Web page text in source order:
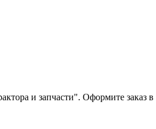
и запчасти". Оформите заказ в